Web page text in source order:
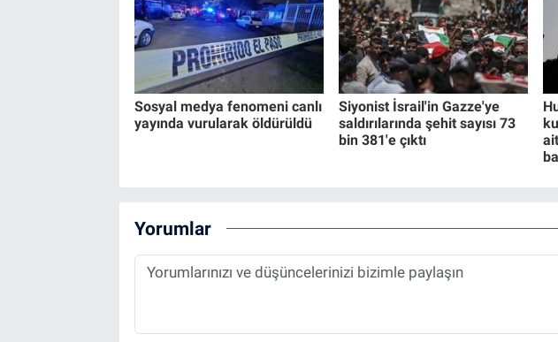
Sosyal medya fenomeni canlı
yayında vurularak öldürüldü
Siyonist İsrail'in Gazze'ye
saldırılarında şehit sayısı 73
bin 381'e çıktı
Yorumlar